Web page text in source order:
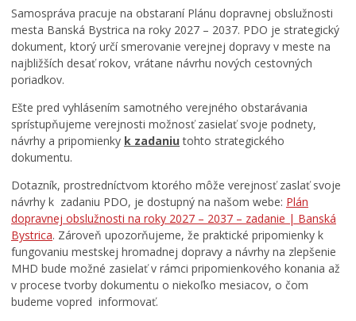
Samospráva pracuje na obstaraní Plánu dopravnej obslužnosti
mesta Banská Bystrica na roky 2027 – 2037. PDO je strategický
dokument, ktorý určí smerovanie verejnej dopravy v meste na
najbližších desať rokov, vrátane návrhu nových cestovných
poriadkov.
Ešte pred vyhlásením samotného verejného obstarávania
sprístupňujeme verejnosti možnosť zasielať svoje podnety,
návrhy a pripomienky k zadaniu tohto strategického
dokumentu.
Dotazník, prostredníctvom ktorého môže verejnosť zaslať svoje
návrhy k zadaniu PDO, je dostupný na našom webe: Plán
dopravnej obslužnosti na roky 2027 – 2037 – zadanie | Banská
Bystrica. Zároveň upozorňujeme, že praktické pripomienky k
fungovaniu mestskej hromadnej dopravy a návrhy na zlepšenie
MHD bude možné zasielať v rámci pripomienkového konania až
v procese tvorby dokumentu o niekoľko mesiacov, o čom
budeme vopred informovať.
u
p
i
t
e
ľ
s
t
v
a
3
.
8
.
2
0
2
6
o
r
k
i
n
g
F
e
s
t
v
a
l
u
2
0
2
6
e
r
e
a
l
i
z
o
v
a
á
n
a
j
e
s
e
ň